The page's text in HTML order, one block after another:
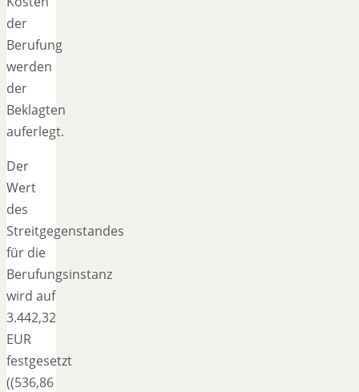
der
Berufung
werden
der
Beklagten
auferlegt.
Der
Wert
des
Streitgegenstandes
für die
Berufungsinstanz
wird auf
3.442,32
EUR
festgesetzt
((536,86